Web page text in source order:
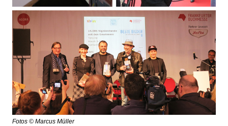
Fotos © Marcus Müller